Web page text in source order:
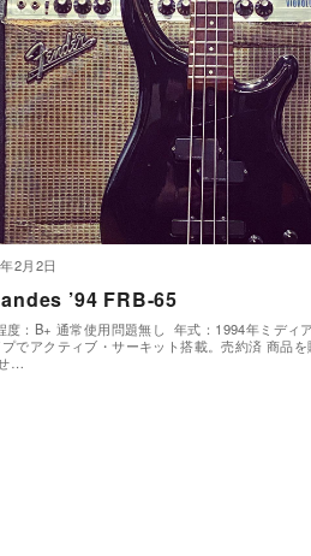
2月2日
’94 FRB-65
度：B+ 通常使用問題無し 年式：1994年ミディア
でアクティブ・サーキット搭載。売約済 商品
…